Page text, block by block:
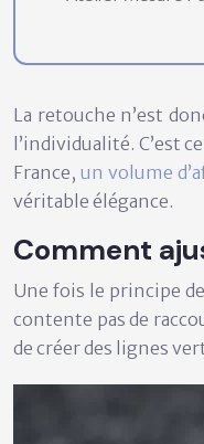
La retouche n’est
l’individualité. C’est
France, un volume
véritable élégance.
Comment
Une fois le principe
contente pas de
de créer des lignes